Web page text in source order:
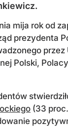
mija rok od
prezydenta
Polski,
(33